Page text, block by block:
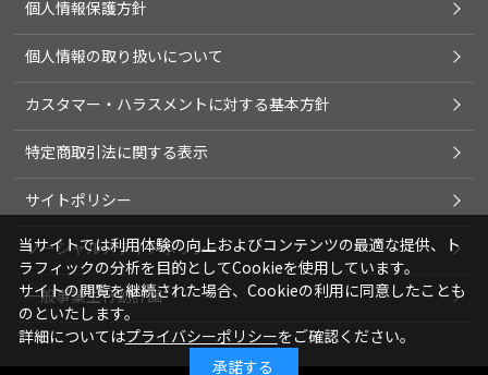
個人情報保護方針
個人情報の取り扱いについて
カスタマー・ハラスメントに対する基本方針
特定商取引法に関する表示
サイトポリシー
ソーシャルメディアポリシー
一般事業主行動計画
当サイトでは利用体験の向上およびコンテンツの最適な提供、ト
ラフィックの分析を目的としてCookieを使用しています。
サイトの閲覧を継続された場合、Cookieの利用に同意したことも
のといたします。
詳細についてはプライバシーポリシーをご確認ください。
承諾する